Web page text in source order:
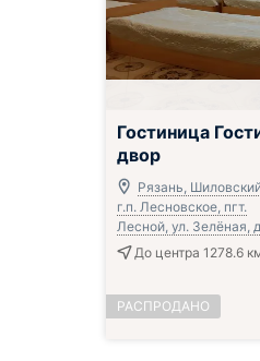
Гостиница
двор
Рязань,
г.п. Лесновское, пгт.
Лесной, ул. Зелёная,
До центра 1278.6
РАСПРОДАНО